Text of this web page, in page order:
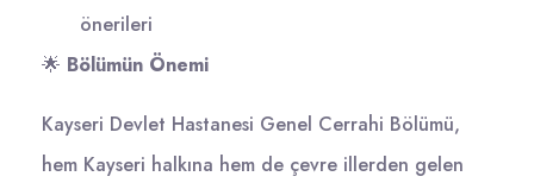
önerileri
🌟 Bölümün Önemi
Kayseri Devlet Hastanesi Genel Cerrahi Bölümü,
hem Kayseri halkına hem de çevre illerden gelen